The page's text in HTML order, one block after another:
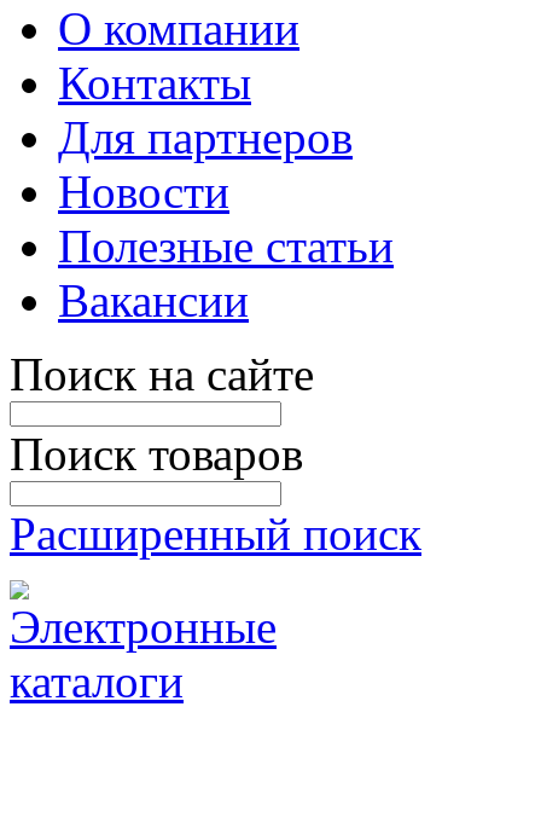
О компании
Контакты
Для партнеров
Новости
Полезные статьи
Вакансии
Поиск на сайте
Поиск товаров
Расширенный поиск